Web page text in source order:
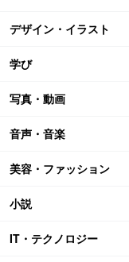
デザイン・イラスト
学び
写真・動画
音声・音楽
美容・ファッション
小説
IT・テクノロジー